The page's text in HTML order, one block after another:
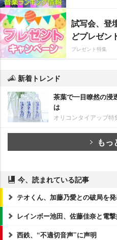
試写会、登
どプレゼン
プレゼント特集
新着トレンド
茶葉で一目瞭然の浸
は
オリコンタイアップ特
もっ
今、読まれている記事
テオくん、加藤乃愛との破局を
レインボー池田、佐藤佳奈と電
西鉄、“不適切音声”に声明